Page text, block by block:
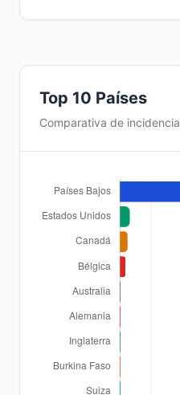
Top 10 Países
Comparativa de incidencia